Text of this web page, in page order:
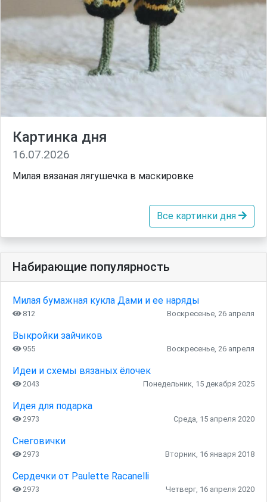
Картинка дня
16.07.2026
Милая вязаная лягушечка в маскировке
Все картинки дня
Набирающие популярность
Милая бумажная кукла Дами и ее наряды
812 Воскресенье, 26 апреля
Выкройки зайчиков
955 Воскресенье, 26 апреля
Идеи и схемы вязаных ёлочек
2043 Понедельник, 15 декабря 2025
Идея для подарка
2973 Среда, 15 апреля 2020
Снеговички
2973 Вторник, 16 января 2018
Сердечки от Paulette Racanelli
2973 Четверг, 16 апреля 2020